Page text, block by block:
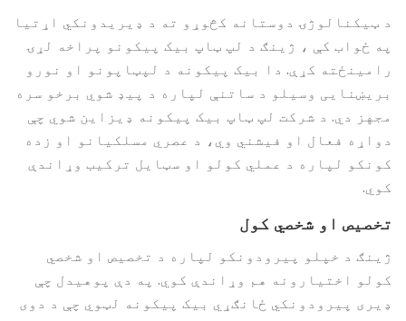
د ټیکنالوژۍ دوستانه کڅوړو ته د ډیریدونکي اړتیا
په ځواب کې ، ژینګ د لپ ټاپ بیک پیکونو پراخه لړۍ
رامینځته کړې. دا بیک پیکونه د لپټاپونو او نورو
بریښنایی وسیلو د ساتنې لپاره د پیډ شوي برخو سره
مجهز دي. د شرکت لپ ټاپ بیک پیکونه ډیزاین شوي چې
دواړه فعال او فیشني وي، د عصري مسلکیانو او زده
کونکو لپاره د عملي کولو او سټایل ترکیب وړاندې
کوي.
تخصیص او شخصي کول
ژینګ د خپلو پیرودونکو لپاره د تخصیص او شخصي
کولو اختیارونه هم وړاندې کوي. په دې پوهیدل چې
ډیری پیرودونکي ځانګړي بیک پیکونه لټوي چې د دوی